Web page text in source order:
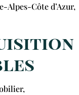
Alpes-Côte d’Azur,